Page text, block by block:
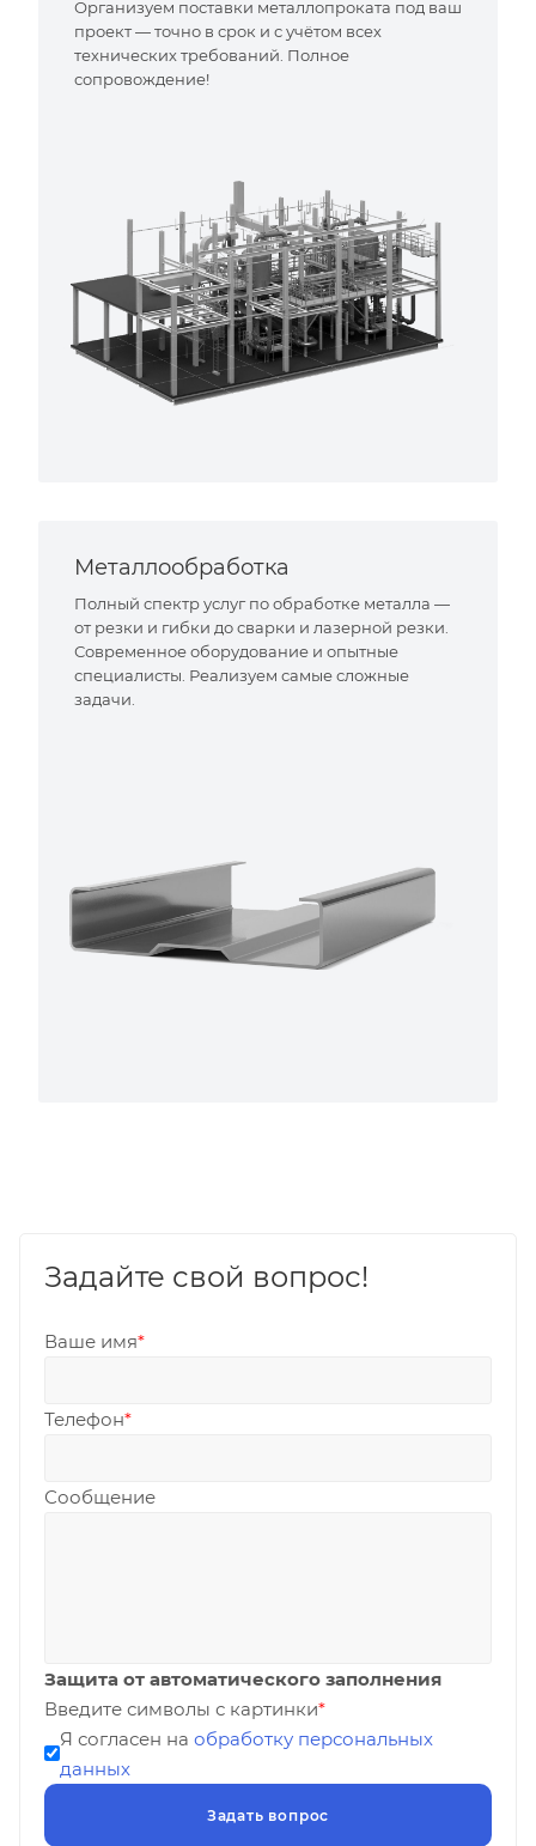
Организуем поставки металлопроката под ваш
проект — точно в срок и с учётом всех
технических требований. Полное
сопровождение!
Металлообработка
Полный спектр услуг по обработке металла —
от резки и гибки до сварки и лазерной резки.
Современное оборудование и опытные
специалисты. Реализуем самые сложные
задачи.
Задайте свой вопрос!
Ваше имя*
Телефон*
Сообщение
Защита от автоматического заполнения
Введите символы с картинки*
Я согласен на обработку персональных
данных